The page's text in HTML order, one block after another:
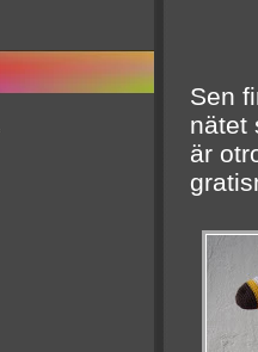
Sen
nätet
är